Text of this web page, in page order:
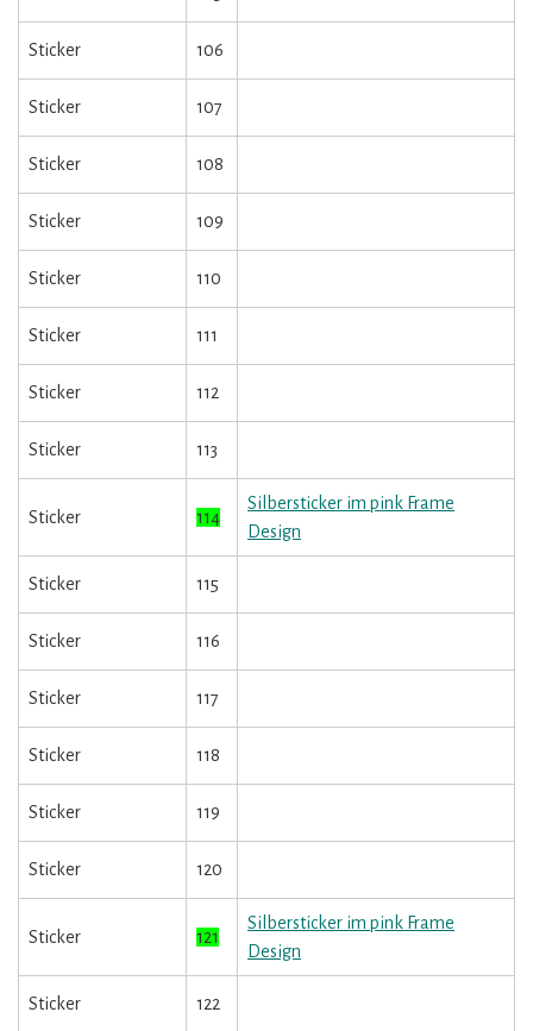
Sticker 106
Sticker 107
Sticker 108
Sticker 109
Sticker 110
Sticker 111
Sticker 112
Sticker 113
Sticker 114
Silbersticker im pink Frame
Design
Sticker 115
Sticker 116
Sticker 117
Sticker 118
Sticker 119
Sticker 120
Sticker 121
Silbersticker im pink Frame
Design
Sticker 122